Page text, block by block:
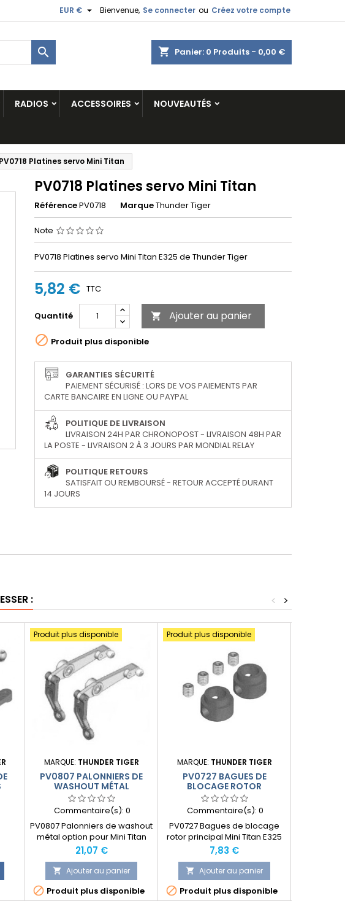
Bienvenue, Se connecter ou Créez votre compte
EUR € 
shopping_cart Panier: 0 Produits - 0,00 €

RADIOS ACCESSOIRES NOUVEAUTÉS
PV0718 Platines servo Mini Titan
PV0718 Platines servo Mini Titan
RéférencePV0718 MarqueThunder Tiger
Note
PV0718 Platines servo Mini Titan E325 de Thunder Tiger
5,82 € TTC
Quantité  Ajouter au panier
 Produit plus disponible
GARANTIES SÉCURITÉ
PAIEMENT SÉCURISÉ : LORS DE VOS PAIEMENTS PAR
CARTE BANCAIRE EN LIGNE OU PAYPAL
POLITIQUE DE LIVRAISON
LIVRAISON 24H PAR CHRONOPOST - LIVRAISON 48H PAR
LA POSTE - LIVRAISON 2 À 3 JOURS PAR MONDIAL RELAY
POLITIQUE RETOURS
SATISFAIT OU REMBOURSÉ - RETOUR ACCEPTÉ DURANT
14 JOURS
: >
<
Produit plus disponible
MARQUE: THUNDER TIGER
PV0807 PALONNIERS DE
WASHOUT MÉTAL
Commentaire(s): 0
PV0807 Palonniers de washout
métal option pour Mini Titan
Prix
21,07 €
 Ajouter au panier
 Produit plus disponible
Produit plus disponible
MARQUE: THUNDER TIGER
PV0727 BAGUES DE
BLOCAGE ROTOR
Commentaire(s): 0
PV0727 Bagues de blocage
rotor principal Mini Titan E325
de Thunder Tiger
Prix
7,83 €
 Ajouter au panier
 Produit plus disponible